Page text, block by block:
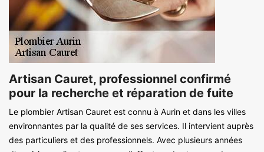
Artisan Cauret, professionnel confirmé
pour la recherche et réparation de fuite
Le plombier Artisan Cauret est connu à Aurin et dans les villes
environnantes par la qualité de ses services. Il intervient auprès
des particuliers et des professionnels. Avec plusieurs années